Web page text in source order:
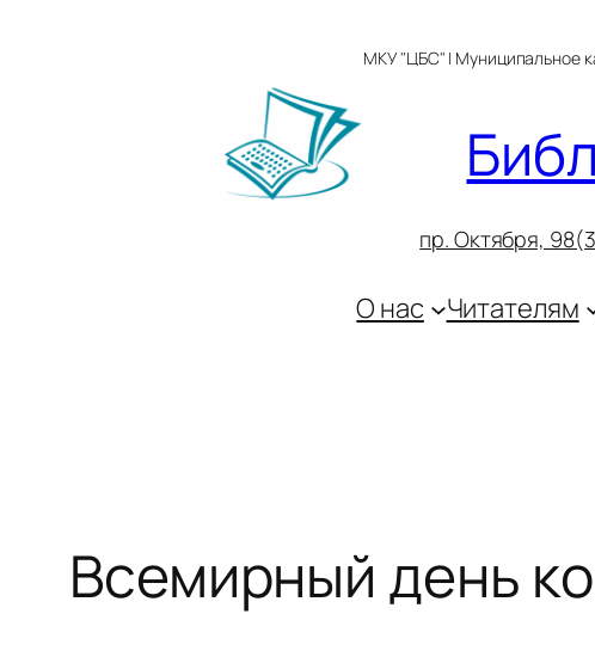
МКУ "ЦБС" | Муниципальное
пр. Октября, 9
О нас Читателям
Всемирный день